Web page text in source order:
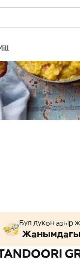
Бул дүкөн азыр
Жанымдагы